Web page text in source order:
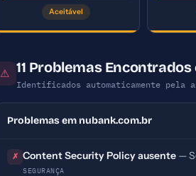
Aceitável
⚠ 11 Problemas
Identificados automaticamente pela
Problemas em nubank.com.br
✗ Content Security Policy ausente —
SEGURANÇA